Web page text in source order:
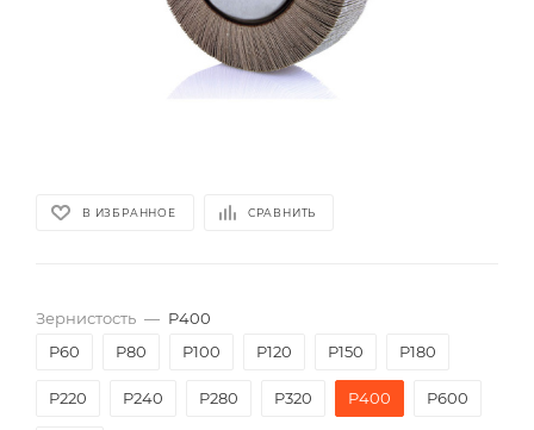
В ИЗБРАННОЕ СРАВНИТЬ
Зернистость — P400
P60
P80 P100 P120 P150 P180
P220 P240 P280 P320 P400 P600